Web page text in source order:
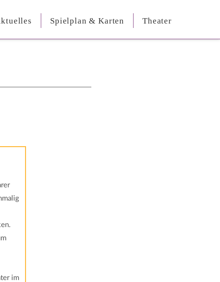
Spielplan & Karten Theater
im